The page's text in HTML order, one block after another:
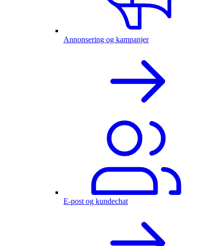
Annonsering og kampanjer
E-post og kundechat